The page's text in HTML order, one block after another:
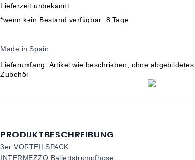
Lieferzeit unbekannt
*wenn kein Bestand verfügbar: 8 Tage
Made in Spain
Lieferumfang: Artikel wie beschrieben, ohne abgebildetes
Zubehör
PRODUKTBESCHREIBUNG
3er VORTEILSPACK
INTERMEZZO Ballettstrumpfhose